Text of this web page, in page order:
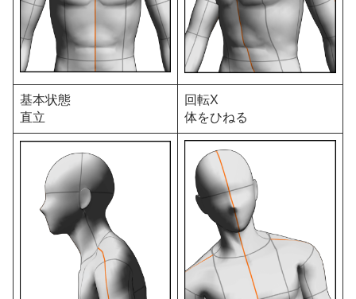
基本状態
直立
回転X
体をひねる